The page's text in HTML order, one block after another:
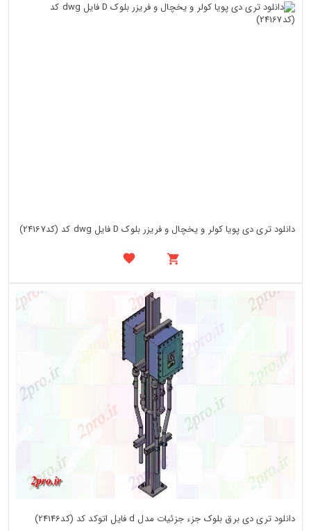
دانلود تری دی پویا کولر و یخچال و فریزر بلوک D فایل dwg کد (کد24167)
دانلود تری دی برق بلوک جزء جزئیات مدل d فایل اتوکد کد (کد24146)